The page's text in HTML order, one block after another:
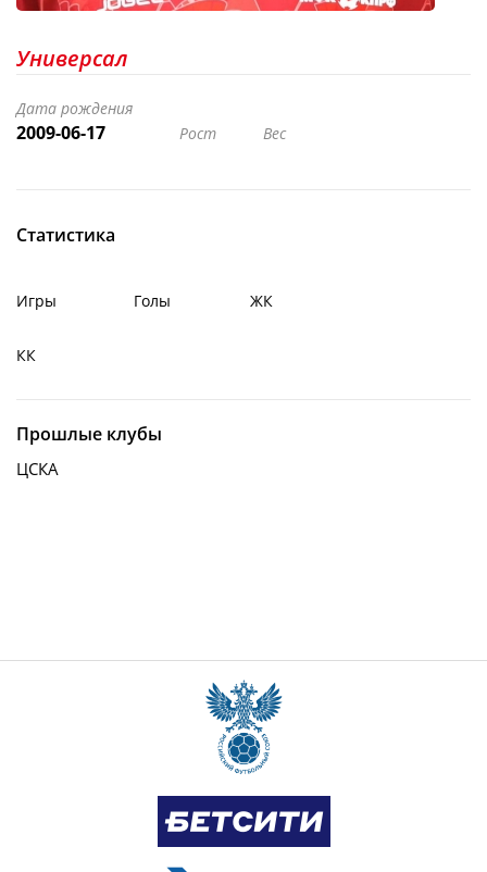
Универсал
Дата рождения
2009-06-17 Рост Вес
Статистика
Игры Голы ЖК
КК
Прошлые клубы
ЦСКА